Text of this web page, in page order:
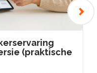
(praktische
›